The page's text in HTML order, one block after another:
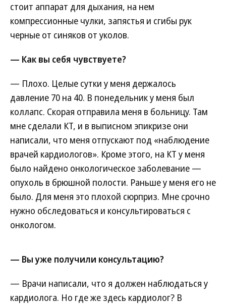
стоит аппарат для дыхания, на нем
компрессионные чулки, запястья и сгибы рук
черные от синяков от уколов.
— Как вы себя чувствуете?
— Плохо. Целые сутки у меня держалось
давление 70 на 40. В понедельник у меня был
коллапс. Скорая отправила меня в больницу. Там
мне сделали КТ, и в выписном эпикризе они
написали, что меня отпускают под «наблюдение
врачей кардиологов». Кроме этого, на КТ у меня
было найдено онкологическое заболевание —
опухоль в брюшной полости. Раньше у меня его не
было. Для меня это плохой сюрприз. Мне срочно
нужно обследоваться и консультироваться с
онкологом.
— Вы уже получили консультацию?
— Врачи написали, что я должен наблюдаться у
кардиолога. Но где же здесь кардиолог? В